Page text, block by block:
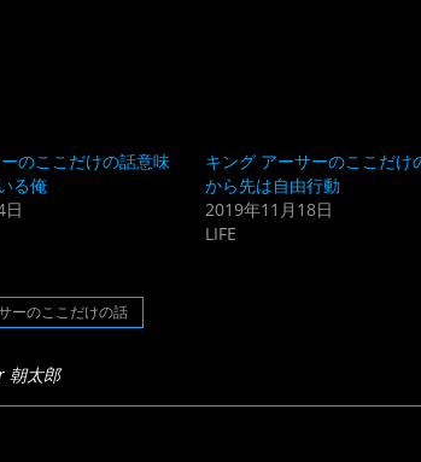
のここだけの話意味
る俺
キング アーサーのここだけ
から先は自由行動
2019年11月18日
LIFE
ーのここだけの話
朝太郎